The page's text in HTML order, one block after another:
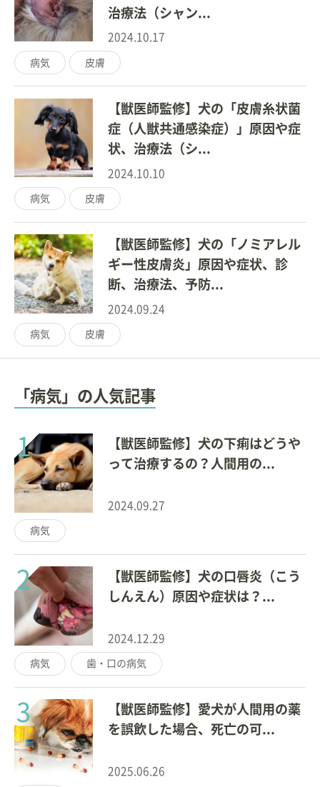
治療法（シャン...
2024.10.17
病気 皮膚
【獣医師監修】犬の「皮膚糸状菌
症（人獣共通感染症）」原因や症
状、治療法（シ...
2024.10.10
病気 皮膚
【獣医師監修】犬の「ノミアレル
ギー性皮膚炎」原因や症状、診
断、治療法、予防...
2024.09.24
病気 皮膚
「病気」の人気記事
1
【獣医師監修】犬の下痢はどうや
って治療するの？人間用の...
2024.09.27
病気
2
【獣医師監修】犬の口唇炎（こう
しんえん）原因や症状は？...
2024.12.29
病気 歯・口の病気
3
【獣医師監修】愛犬が人間用の薬
を誤飲した場合、死亡の可...
2025.06.26